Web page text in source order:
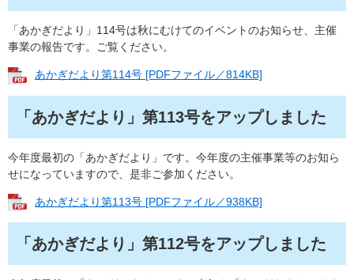
「あかぎだより」114号は秋にむけてのイベントのお知らせ、主催
事業の報告です。ご覧ください。
あかぎだより第114号 [PDFファイル／814KB]
「あかぎだより」第113号をアップしました
今年度最初の「あかぎだより」です。今年度の主催事業等のお知ら
せになっていますので、是非ご参加ください。
あかぎだより第113号 [PDFファイル／938KB]
「あかぎだより」第112号をアップしました